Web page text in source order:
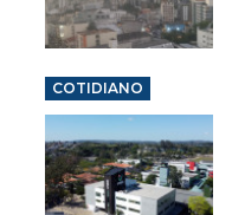
COTIDIANO